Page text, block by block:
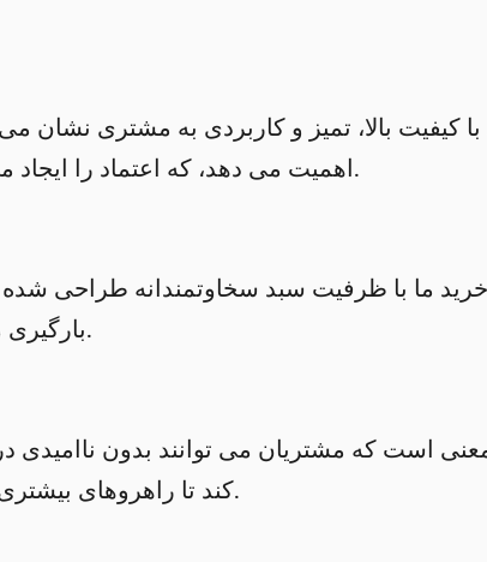
بالا، تمیز و کاربردی به مشتری نشان
اهمیت می دهد، که اعتماد را ایجاد می کند و آنها را به خرید بیشتر تشویق می کند.
ما با ظرفیت سبد سخاوتمندانه طراحی شده
بارگیری محصولات بدون احساس محدودیت نیاز دارند.
است که مشتریان می توانند بدون ناامیدی
کند تا راهروهای بیشتری را بررسی کنند و محصولات جدیدی پیدا کنند.